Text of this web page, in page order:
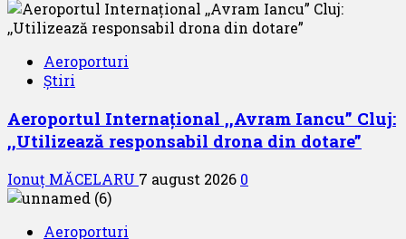
Aeroporturi
Știri
Aeroportul Internațional ,,Avram Iancu” Cluj:
,,Utilizează responsabil drona din dotare”
Ionuț MĂCELARU 7 august 2026 0
Aeroporturi